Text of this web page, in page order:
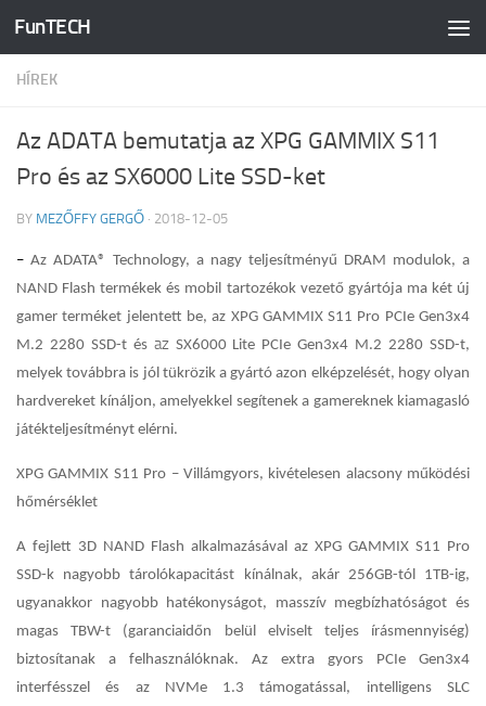
Skip to content
FunTECH
HÍREK
Az ADATA bemutatja az XPG GAMMIX S11
Pro és az SX6000 Lite SSD-ket
BY MEZŐFFY GERGŐ · 2018-12-05
– Az ADATA® Technology, a nagy teljesítményű DRAM modulok, a
NAND Flash termékek és mobil tartozékok vezető gyártója ma két új
gamer terméket jelentett be, az XPG GAMMIX S11 Pro PCIe Gen3x4
M.2 2280 SSD-t ésaz SX6000 Lite PCIe Gen3x4 M.2 2280 SSD-t,
melyek továbbra is jól tükrözik a gyártó azon elképzelését, hogy olyan
hardvereket kínáljon, amelyekkel segítenek a gamereknek kiamagasló
játékteljesítményt elérni.
XPG GAMMIX S11 Pro – Villámgyors, kivételesen alacsony működési
hőmérséklet
A fejlett 3D NAND Flash alkalmazásával az XPG GAMMIX S11 Pro
SSD-k nagyobb tárolókapacitást kínálnak, akár 256GB-tól 1TB-ig,
ugyanakkor nagyobb hatékonyságot, masszív megbízhatóságot és
magas TBW-t (garanciaidőn belül elviselt teljes írásmennyiség)
biztosítanak a felhasználóknak. Az extra gyors PCIe Gen3x4
interfésszel és az NVMe 1.3 támogatással, intelligens SLC